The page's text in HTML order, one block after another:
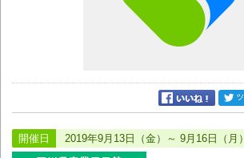
開催日 2019年9月13日（金）～ 9月16日（月）